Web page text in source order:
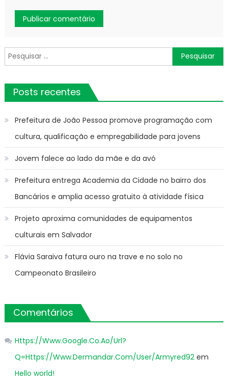
Pesquisar
por:
Posts recentes
Prefeitura de João Pessoa promove programação com
cultura, qualificação e empregabilidade para jovens
Jovem falece ao lado da mãe e da avó
Prefeitura entrega Academia da Cidade no bairro dos
Bancários e amplia acesso gratuito à atividade física
Projeto aproxima comunidades de equipamentos
culturais em Salvador
Flávia Saraiva fatura ouro na trave e no solo no
Campeonato Brasileiro
Comentários
Https://Www.Google.Co.Ao/Url?
Q=Https://Www.Dermandar.Com/User/Armyred92em
Hello world!